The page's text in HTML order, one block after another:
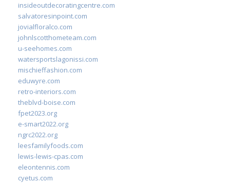
insideoutdecoratingcentre.com
salvatoresinpoint.com
jovialfloralco.com
johnlscotthometeam.com
u-seehomes.com
watersportslagonissi.com
mischieffashion.com
eduwyre.com
retro-interiors.com
theblvd-boise.com
fpet2023.org
e-smart2022.org
ngrc2022.org
leesfamilyfoods.com
lewis-lewis-cpas.com
eleontennis.com
cyetus.com